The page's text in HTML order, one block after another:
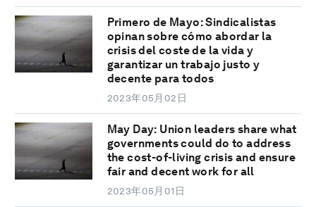
Primero de Mayo: Sindicalistas
opinan sobre cómo abordar la
crisis del coste de la vida y
garantizar un trabajo justo y
decente para todos
2023年05月02日
May Day: Union leaders share what
governments could do to address
the cost-of-living crisis and ensure
fair and decent work for all
2023年05月01日